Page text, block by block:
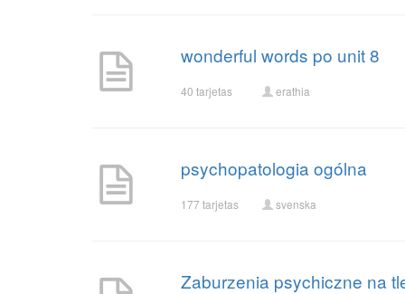
wonderful words po unit 8
40 tarjetas erathia
psychopatologia ogólna
177 tarjetas svenska
Zaburzenia psychiczne na